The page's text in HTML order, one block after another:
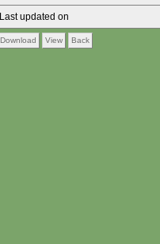
Last updated on
Download View Back